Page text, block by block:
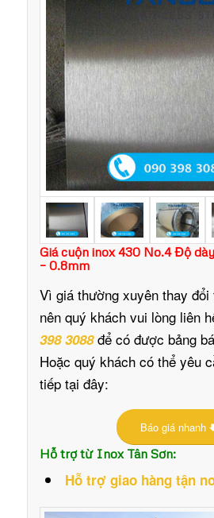
Giá cuộn inox 430 No.4 Độ
– 0.8mm
Vì giá thường xuyên thay
nên quý khách vui lòng liên
398 3088để có được bảng
Hoặc quý khách có thể yêu
tiếp tại đây:
Báo giá nhanh
Hỗ trợ từ Inox Tân Sơn:
Hỗ trợ giao hàng tận